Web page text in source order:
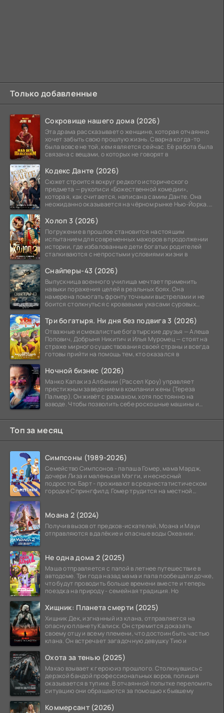
Только добавленные
Сокровище нашего дома (2026)
Эта драма рассказывает о женщине, которая отчаянно
хочет забыть свою прошлую жизнь. Сварна когда-то
была вовсе не той, кем является сейчас. Её работа была
связана с вещами, о которых не говорят в
Кодекс Данте (2026)
Сюжет строится вокруг редкого исторического
предмета — рукописи «Божественной комедии»,
которая, как считается, написана самим Данте. Она
неожиданно оказывается на чёрном рынке Нью-Йорка.
Холоп 3 (2026)
Погружение в прошлое становится настоящим
испытанием для современных мажоров в продолжении
истории, где избалованные дети богатых родителей
сталкиваются с непростыми условиями жизни в
Снайперы-43 (2026)
Выпускница военного училища мечтает применить
навыки поражения целей в реальных боях. Она
намерена помогать фронту точными выстрелами и не
боится столкнуться с кровавыми ужасами суровых
Три богатыря. Ни дня без подвига 3 (2026)
Отважные и смекалистые богатырские друзья — Алеша
Попович, Добрыня Никитич и Илья Муромец — стоят на
страже мирного существования своей страны и всегда
готовы прийти на помощь тем, кто оказался в
Ночной бизнес (2026)
Манко Капак из Албании (Рассел Кроу) управляет
престижным заведением в компании жены (Тереза
Палмер). Он живёт с размахом, хотя постоянно на
взводе. Чтобы позволить себе роскошные машины и
Топ за месяц
Симпсоны (1989-2026)
Семейство Симпсонов - папаша Гомер, мама Мардж,
дочери Лиза и маленькая Мэгги, и несносный
подросток Барт - проживают в среднестатистическом
городке Спрингфилд. Гомер трудится на местной
Моана 2 (2024)
Получив вызов от предков-искателей, Моана и Мауи
отправляются в далёкие и опасные воды Океании.
Не одна дома 2 (2025)
Маша отправляется с папой в летнее путешествие в
автодоме. Три года назад мама и папа пообещали дочке,
что будут проводить больше времени вместе и теперь
поездка на природу - семейная традиция. Но
Хищник: Планета смерти (2025)
Хищник Дек, изгнанный из клана, отправляется на
опасную планету Калиск. Он стремится доказать
своему отцу и всему племени, что достоин быть частью
клана. Он встречает загадочную девушку Тию и
Охота за тенью (2025)
Макао взывает к герою из прошлого. Столкнувшись с
дерзкой бандой профессиональных воров, полиция
оказывается в тупике. В отчаянной попытке переломить
ситуацию они обращаются за помощью к бывшему
Коммерсант (2026)